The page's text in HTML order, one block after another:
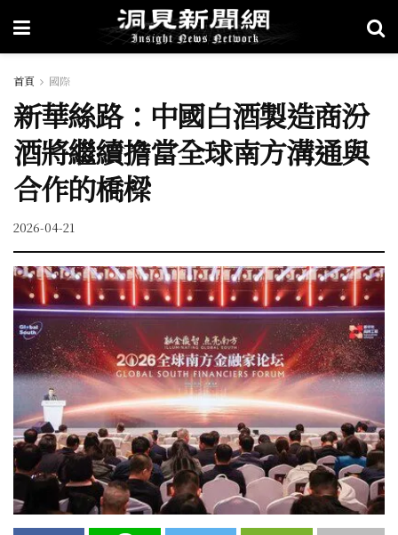
首頁 國際
新華絲路：中國白酒製造商汾
酒將繼續擔當全球南方溝通與
合作的橋樑
2026-04-21